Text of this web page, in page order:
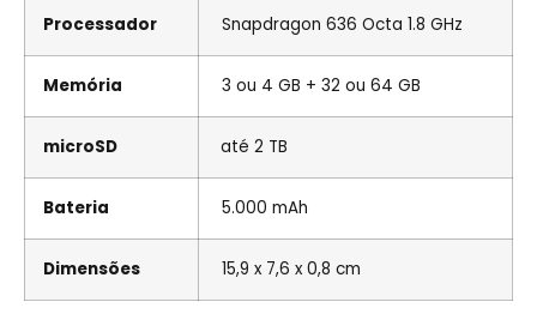
Processador Snapdragon 636 Octa 1.8 GHz
Memória 3 ou 4 GB + 32 ou 64 GB
microSD até 2 TB
Bateria 5.000 mAh
Dimensões 15,9 x 7,6 x 0,8 cm